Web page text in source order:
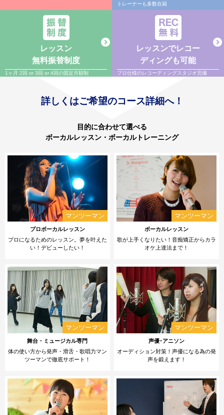
トレーナーも多数在籍
レッスン
無料振替制度
1ヶ月 2回 or 3回 or 4回の固定月額制
レッスンでレコー
ディングも可能
プロ仕様のレコーディングスタジオ完備
詳しくはご希望のコース詳細へ！
目的に合わせて選べる
ボーカルレッスン・ボーカルトレーニング
プロボーカルレッスン
プロになるためのレッスン。夢を叶えた
い！デビューしたい！
ボーカルレッスン
歌が上手くなりたい！音痴矯正からカラ
オケ上達法まで！
舞台・ミュージカル専門
体の使い方から発声・滑舌・歌唱力マン
ツーマンで徹底サポート！
声優･アニソン
オーディション対策！声優になる為の発
声を鍛えます！